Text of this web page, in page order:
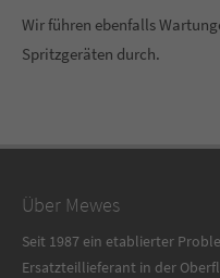
Wir führen ebenfalls
Spritzgeräten durch.
Über Mewes
Seit 1987 ein etablierter
Ersatzteillieferant in der